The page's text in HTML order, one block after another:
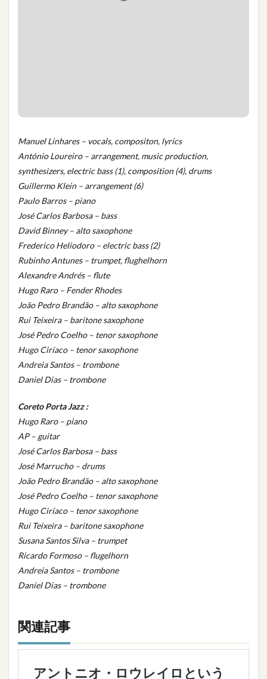
Manuel Linhares – vocals, compositon, lyrics
António Loureiro – arrangement, music production,
synthesizers, electric bass (1), composition (4), drums
Guillermo Klein – arrangement (6)
Paulo Barros – piano
José Carlos Barbosa – bass
David Binney – alto saxophone
Frederico Heliodoro – electric bass (2)
Rubinho Antunes – trumpet, flughelhorn
Alexandre Andrés – flute
Hugo Raro – Fender Rhodes
João Pedro Brandão – alto saxophone
Rui Teixeira – baritone saxophone
José Pedro Coelho – tenor saxophone
Hugo Ciríaco – tenor saxophone
Andreia Santos – trombone
Daniel Dias – trombone
Coreto Porta Jazz :
Hugo Raro – piano
AP – guitar
José Carlos Barbosa – bass
José Marrucho – drums
João Pedro Brandão – alto saxophone
José Pedro Coelho – tenor saxophone
Hugo Ciríaco – tenor saxophone
Rui Teixeira – baritone saxophone
Susana Santos Silva – trumpet
Ricardo Formoso – flugelhorn
Andreia Santos – trombone
Daniel Dias – trombone
関連記事